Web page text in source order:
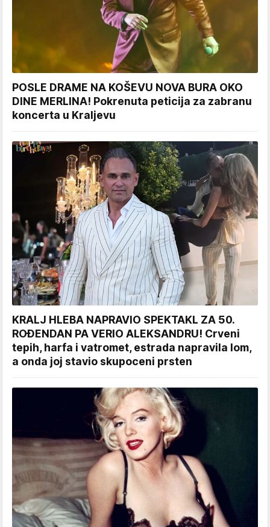
POSLE DRAME NA KOŠEVU NOVA BURA OKO
DINE MERLINA! Pokrenuta peticija za zabranu
koncerta u Kraljevu
KRALJ HLEBA NAPRAVIO SPEKTAKL ZA 50.
ROĐENDAN PA VERIO ALEKSANDRU! Crveni
tepih, harfa i vatromet, estrada napravila lom,
a onda joj stavio skupoceni prsten